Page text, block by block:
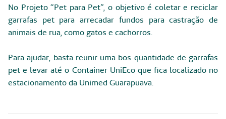
No Projeto “Pet para Pet”, o objetivo é coletar e reciclar
garrafas pet para arrecadar fundos para castração de
animais de rua, como gatos e cachorros.
Para ajudar, basta reunir uma bos quantidade de garrafas
pet e levar até o Container UniEco que fica localizado no
estacionamento da Unimed Guarapuava.